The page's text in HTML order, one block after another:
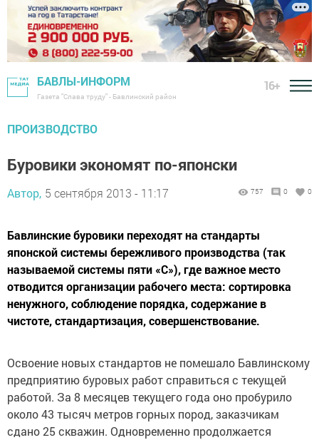
БАВЛЫ-ИНФОРМ
Газета "Слава труду" - Бавлинский район
16+
ПРОИЗВОДСТВО
Буровики экономят по-японски
Автор, 5 сентября 2013 - 11:17 757 0 0
Бавлинские буровики переходят на стандарты
японской системы бережливого производства (так
называемой системы пяти «С»), где важное место
отводится организации рабочего места: сортировка
ненужного, соблюдение порядка, содержание в
чистоте, стандартизация, совершенствование.
Освоение новых стандартов не помешало Бавлинскому
предприятию буровых работ справиться с текущей
работой. За 8 месяцев текущего года оно пробурило
около 43 тысяч метров горных пород, заказчикам
сдано 25 скважин. Одновременно продолжается